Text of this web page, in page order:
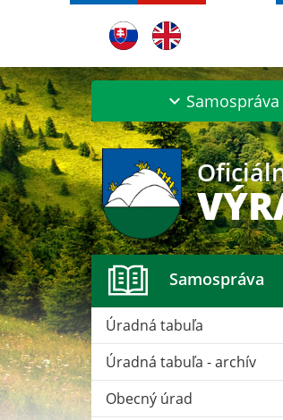
Samospráva
Samospráva
Úradná tabuľa
Úradná tabuľa - archív
Obecný úrad